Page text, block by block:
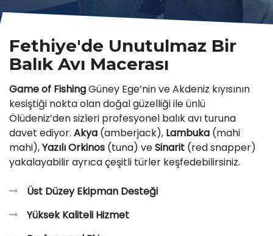
Fethiye'de Unutulmaz Bir
Balık Avı Macerası
Game of FishingGüney Ege’nin ve Akdeniz kıyısının
kesiştiği nokta olan doğal güzelliği ile ünlü
Ölüdeniz’den sizleri profesyonel balık avı turuna
davet ediyor. Akya (amberjack), Lambuka (mahi
mahi),Yazılı Orkinos (tuna) veSinarit (red snapper)
yakalayabilir ayrıca çeşitli türler keşfedebilirsiniz.
Üst Düzey Ekipman Desteği
Yüksek Kaliteli Hizmet